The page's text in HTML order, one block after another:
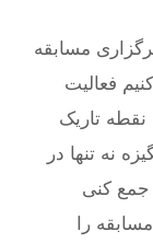
مسابقه
فعالیت
تاریک
تنها در
کنی
را